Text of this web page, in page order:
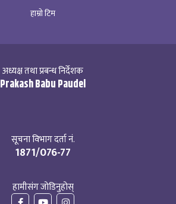
हाम्रो टिम
अध्यक्ष तथा प्रबन्ध निर्देशक
Prakash Babu Paudel
सूचना विभाग दर्ता नं.
1871/076-77
हामीसंग जोडिनुहोस्